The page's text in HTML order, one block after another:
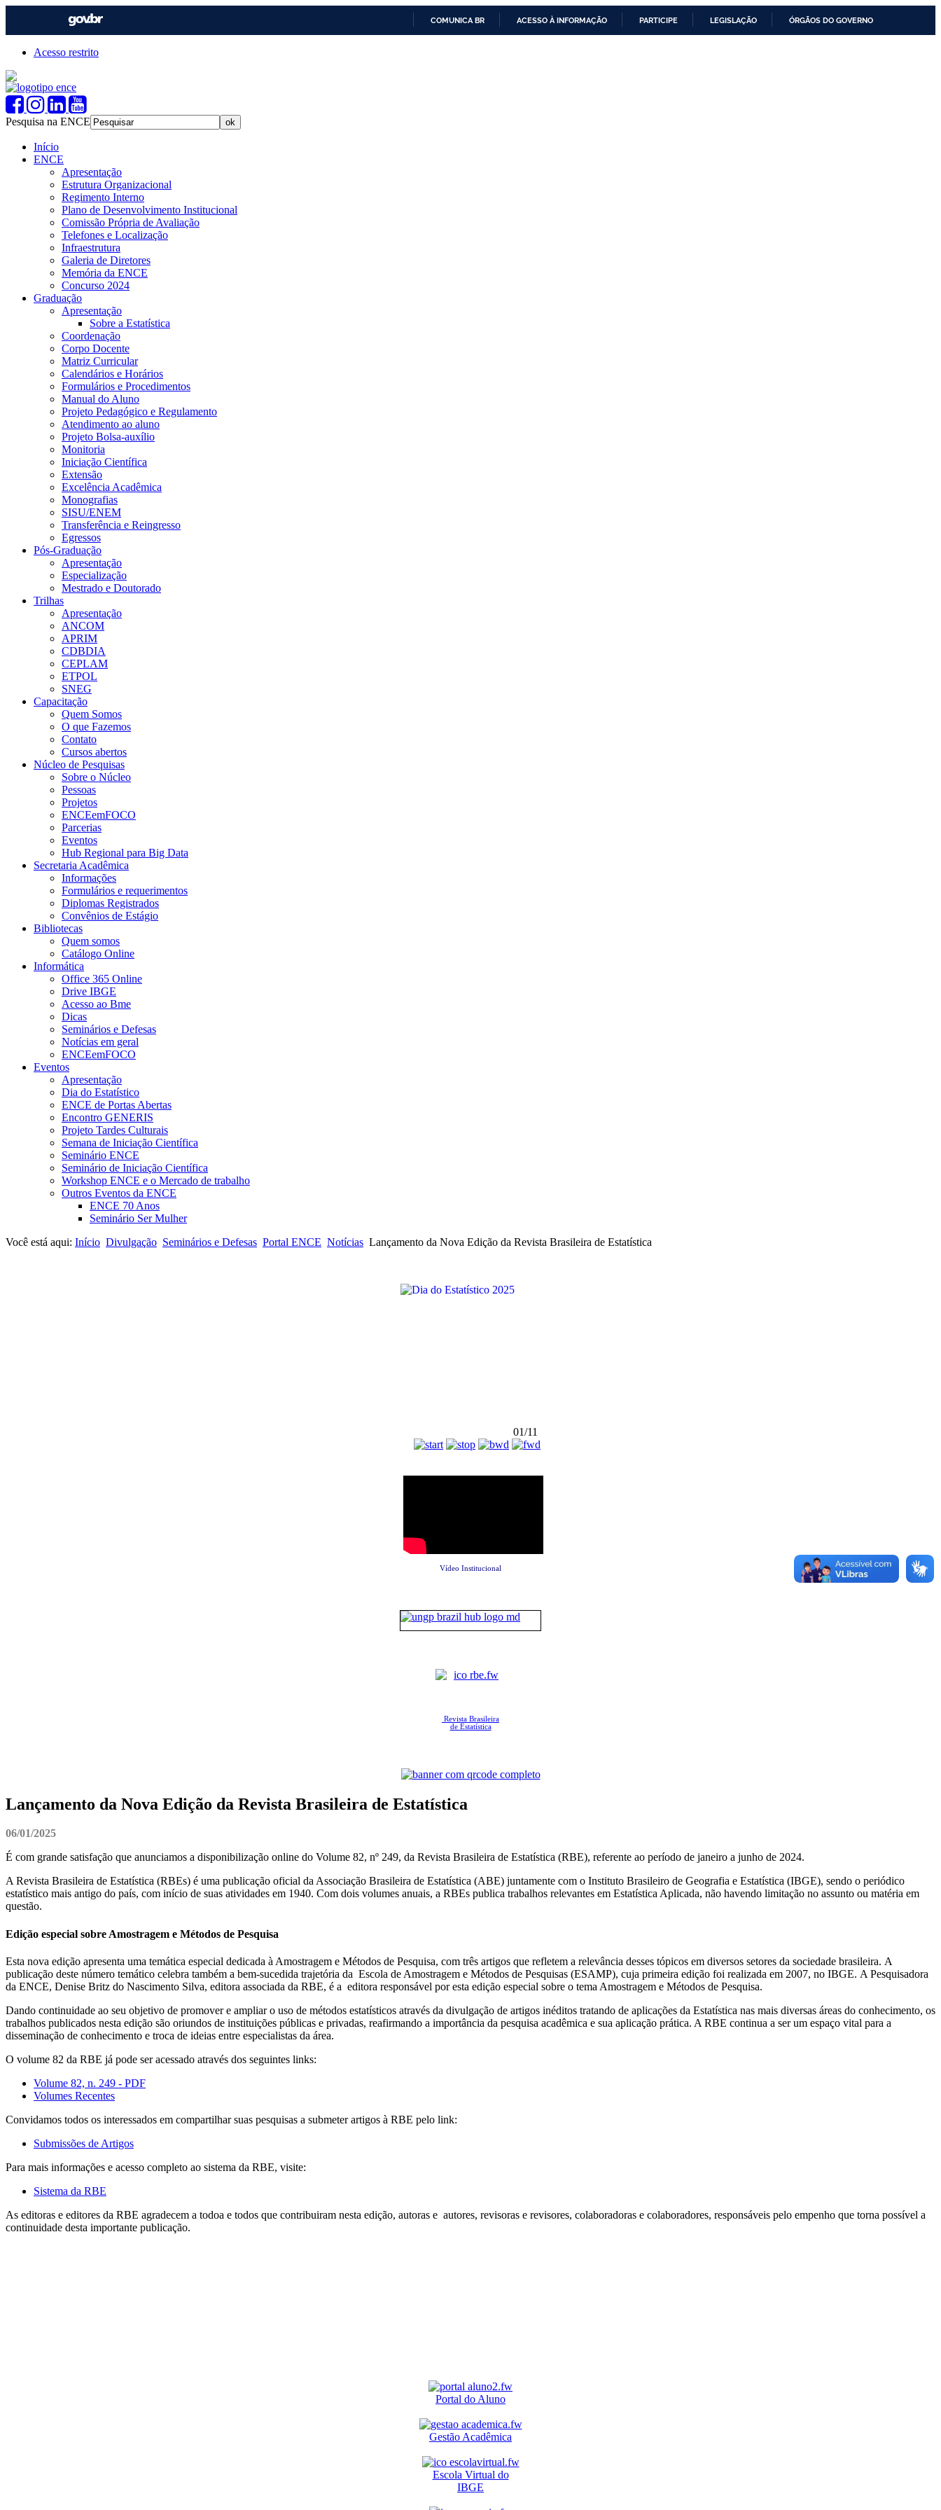
COMUNICA BR ACESSO À INFORMAÇÃO PARTICIPE LEGISLAÇÃO ÓRGÃOS DO GOVERNO
Acesso restrito
Pesquisa na ENCE
Início
ENCE
Apresentação
Estrutura Organizacional
Regimento Interno
Plano de Desenvolvimento Institucional
Comissão Própria de Avaliação
Telefones e Localização
Infraestrutura
Galeria de Diretores
Memória da ENCE
Concurso 2024
Graduação
Apresentação
Sobre a Estatística
Coordenação
Corpo Docente
Matriz Curricular
Calendários e Horários
Formulários e Procedimentos
Manual do Aluno
Projeto Pedagógico e Regulamento
Atendimento ao aluno
Projeto Bolsa-auxílio
Monitoria
Iniciação Científica
Extensão
Excelência Acadêmica
Monografias
SISU/ENEM
Transferência e Reingresso
Egressos
Pós-Graduação
Apresentação
Especialização
Mestrado e Doutorado
Trilhas
Apresentação
ANCOM
APRIM
CDBDIA
CEPLAM
ETPOL
SNEG
Capacitação
Quem Somos
O que Fazemos
Contato
Cursos abertos
Núcleo de Pesquisas
Sobre o Núcleo
Pessoas
Projetos
ENCEemFOCO
Parcerias
Eventos
Hub Regional para Big Data
Secretaria Acadêmica
Informações
Formulários e requerimentos
Diplomas Registrados
Convênios de Estágio
Bibliotecas
Quem somos
Catálogo Online
Informática
Office 365 Online
Drive IBGE
Acesso ao Bme
Dicas
Seminários e Defesas
Notícias em geral
ENCEemFOCO
Eventos
Apresentação
Dia do Estatístico
ENCE de Portas Abertas
Encontro GENERIS
Projeto Tardes Culturais
Semana de Iniciação Científica
Seminário ENCE
Seminário de Iniciação Científica
Workshop ENCE e o Mercado de trabalho
Outros Eventos da ENCE
ENCE 70 Anos
Seminário Ser Mulher
Você está aqui: Início Divulgação Seminários e Defesas Portal ENCE Notícias Lançamento da Nova Edição da Revista Brasileira de Estatística
01/11
Vídeo Institucional
Revista Brasileira
de Estatística
Lançamento da Nova Edição da Revista Brasileira de Estatística
06/01/2025
É com grande satisfação que anunciamos a disponibilização online do Volume 82, nº 249, da Revista Brasileira de Estatística (RBE), referente ao período de janeiro a junho de 2024.
A Revista Brasileira de Estatística (RBEs) é uma publicação oficial da Associação Brasileira de Estatística (ABE) juntamente com o Instituto Brasileiro de Geografia e Estatística (IBGE), sendo o periódico
estatístico mais antigo do país, com início de suas atividades em 1940. Com dois volumes anuais, a RBEs publica trabalhos relevantes em Estatística Aplicada, não havendo limitação no assunto ou matéria em
questão.
Edição especial sobre Amostragem e Métodos de Pesquisa
Esta nova edição apresenta uma temática especial dedicada à Amostragem e Métodos de Pesquisa, com três artigos que refletem a relevância desses tópicos em diversos setores da sociedade brasileira. A
publicação deste número temático celebra também a bem-sucedida trajetória da Escola de Amostragem e Métodos de Pesquisas (ESAMP), cuja primeira edição foi realizada em 2007, no IBGE. A Pesquisadora
da ENCE, Denise Britz do Nascimento Silva, editora associada da RBE, é a editora responsável por esta edição especial sobre o tema Amostragem e Métodos de Pesquisa.
Dando continuidade ao seu objetivo de promover e ampliar o uso de métodos estatísticos através da divulgação de artigos inéditos tratando de aplicações da Estatística nas mais diversas áreas do conhecimento, os
trabalhos publicados nesta edição são oriundos de instituições públicas e privadas, reafirmando a importância da pesquisa acadêmica e sua aplicação prática. A RBE continua a ser um espaço vital para a
disseminação de conhecimento e troca de ideias entre especialistas da área.
O volume 82 da RBE já pode ser acessado através dos seguintes links:
Volume 82, n. 249 - PDF
Volumes Recentes
Convidamos todos os interessados em compartilhar suas pesquisas a submeter artigos à RBE pelo link:
Submissões de Artigos
Para mais informações e acesso completo ao sistema da RBE, visite:
Sistema da RBE
As editoras e editores da RBE agradecem a todoa e todos que contribuiram nesta edição, autoras e autores, revisoras e revisores, colaboradoras e colaboradores, responsáveis pelo empenho que torna possível a
continuidade desta importante publicação.
Portal do Aluno
Gestão Acadêmica
Escola Virtual do
IBGE